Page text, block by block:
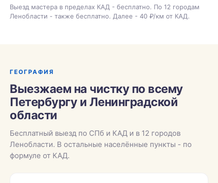
Выезд мастера в пределах КАД - бесплатно. По 12 городам
Ленобласти - также бесплатно. Далее - 40 ₽/км от КАД.
ГЕОГРАФИЯ
Выезжаем на чистку по всему
Петербургу и Ленинградской
области
Бесплатный выезд по СПб и КАД и в 12 городов
Ленобласти. В остальные населённые пункты - по
формуле от КАД.